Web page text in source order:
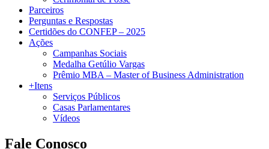
Parceiros
Perguntas e Respostas
Certidões do CONFEP – 2025
Ações
Campanhas Sociais
Medalha Getúlio Vargas
Prêmio MBA – Master of Business Administration
+Itens
Serviços Públicos
Casas Parlamentares
Vídeos
Fale Conosco